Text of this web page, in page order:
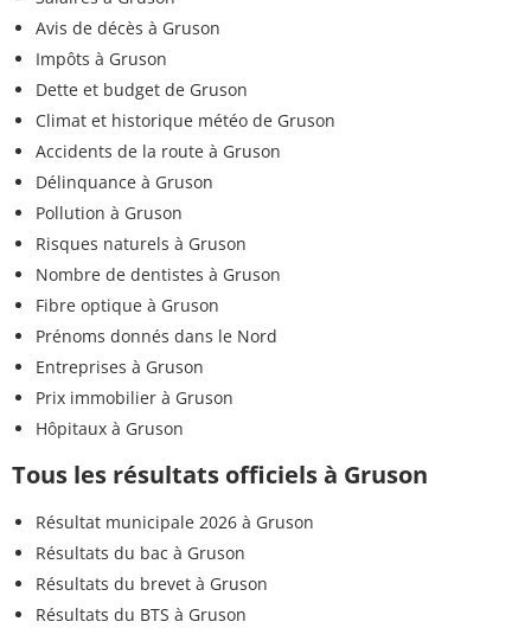
Avis de décès à Gruson
Impôts à Gruson
Dette et budget de Gruson
Climat et historique météo de Gruson
Accidents de la route à Gruson
Délinquance à Gruson
Pollution à Gruson
Risques naturels à Gruson
Nombre de dentistes à Gruson
Fibre optique à Gruson
Prénoms donnés dans le Nord
Entreprises à Gruson
Prix immobilier à Gruson
Hôpitaux à Gruson
Tous les résultats officiels à Gruson
Résultat municipale 2026 à Gruson
Résultats du bac à Gruson
Résultats du brevet à Gruson
Résultats du BTS à Gruson